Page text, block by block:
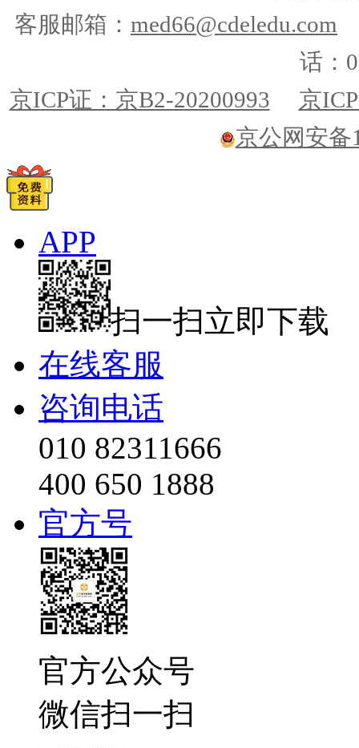
客服邮箱： med66@cdeledu.com
话：
京ICP证：京B2-20200993
京
京公网安备
APP
扫一扫立即下载
在线客服
咨询电话
010 82311666
400 650 1888
官方号
官方公众号
微信扫一扫